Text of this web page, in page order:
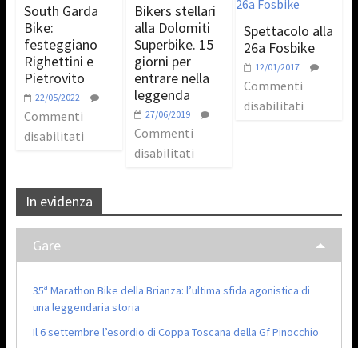
South Garda
Bike:
festeggiano
Righettini e
Pietrovito
22/05/2022
Commenti
disabilitati
Bikers stellari
alla Dolomiti
Superbike. 15
giorni per
entrare nella
leggenda
27/06/2019
Commenti
disabilitati
Spettacolo alla
26a Fosbike
12/01/2017
Commenti
disabilitati
In evidenza
Gare
35ª Marathon Bike della Brianza: l’ultima sfida agonistica di
una leggendaria storia
Il 6 settembre l’esordio di Coppa Toscana della Gf Pinocchio